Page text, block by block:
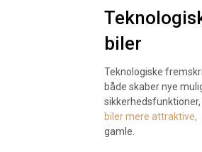
biler
Teknologiske
både skaber nye
biler mere attraktive,
gamle.